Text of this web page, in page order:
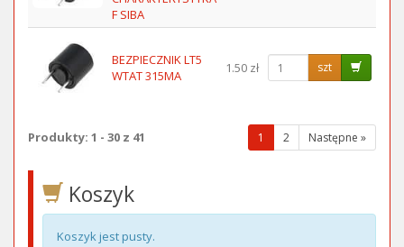
F SIBA
BEZPIECZNIK LT5
WTAT 315MA
1.50 zł szt
1
(wybrana
strona)
2 Następne »
Produkty: 1 - 30 z 41
Koszyk
Koszyk jest pusty.